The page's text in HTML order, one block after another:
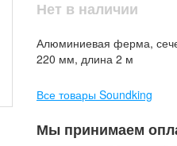
Нет в наличии
Алюминиевая ферма,
220 мм, длина 2 м
Все товары Soundking
Мы принимаем